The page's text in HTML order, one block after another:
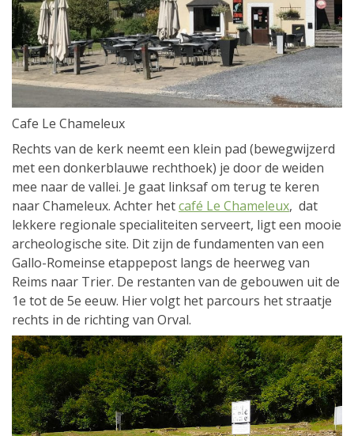
Cafe Le Chameleux
Rechts van de kerk neemt een klein pad (bewegwijzerd
met een donkerblauwe rechthoek) je door de weiden
mee naar de vallei. Je gaat linksaf om terug te keren
naar Chameleux. Achter hetcafé Le Chameleux, dat
lekkere regionale specialiteiten serveert, ligt een mooie
archeologische site. Dit zijn de fundamenten van een
Gallo-Romeinse etappepost langs de heerweg van
Reims naar Trier. De restanten van de gebouwen uit de
1e tot de 5e eeuw. Hier volgt het parcours het straatje
rechts in de richting van Orval.